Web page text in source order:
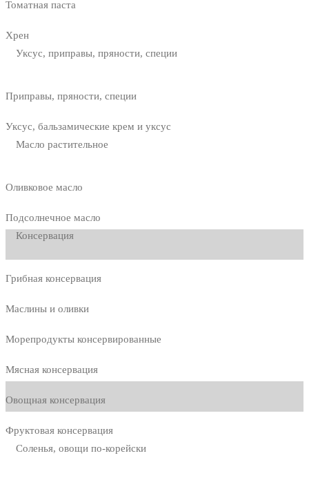
Томатная паста
Хрен
Уксус, приправы, пряности, специи
Приправы, пряности, специи
Уксус, бальзамические крем и уксус
Масло растительное
Оливковое масло
Подсолнечное масло
Консервация
Грибная консервация
Маслины и оливки
Морепродукты консервированные
Мясная консервация
Овощная консервация
Фруктовая консервация
Соленья, овощи по-корейски